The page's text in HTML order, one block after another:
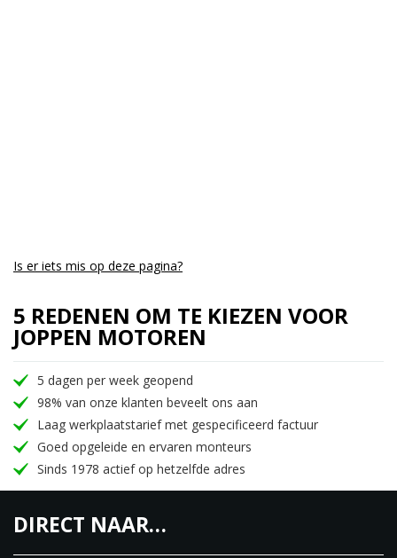
Is er iets mis op deze pagina?
5 REDENEN OM TE KIEZEN VOOR
JOPPEN MOTOREN
5 dagen per week geopend
98% van onze klanten beveelt ons aan
Laag werkplaatstarief met gespecificeerd factuur
Goed opgeleide en ervaren monteurs
Sinds 1978 actief op hetzelfde adres
DIRECT NAAR…